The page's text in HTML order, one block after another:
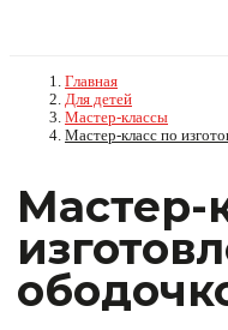
Главная
Для детей
Мастер-классы
Мастер-класс по
Мастер-